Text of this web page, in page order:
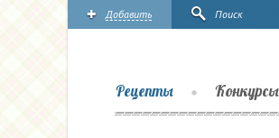
Добавить Поиск
Рецепты Конкурсы